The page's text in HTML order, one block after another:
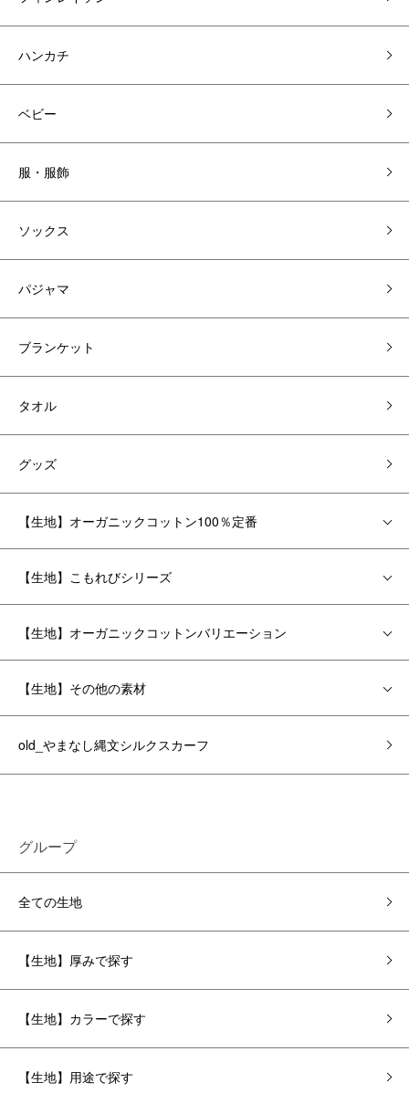
ハンカチ
ベビー
服・服飾
ソックス
パジャマ
ブランケット
タオル
グッズ
【生地】オーガニックコットン100％定番
【生地】こもれびシリーズ
【生地】オーガニックコットンバリエーション
【生地】その他の素材
old_やまなし縄文シルクスカーフ
グループ
全ての生地
【生地】厚みで探す
【生地】カラーで探す
【生地】用途で探す